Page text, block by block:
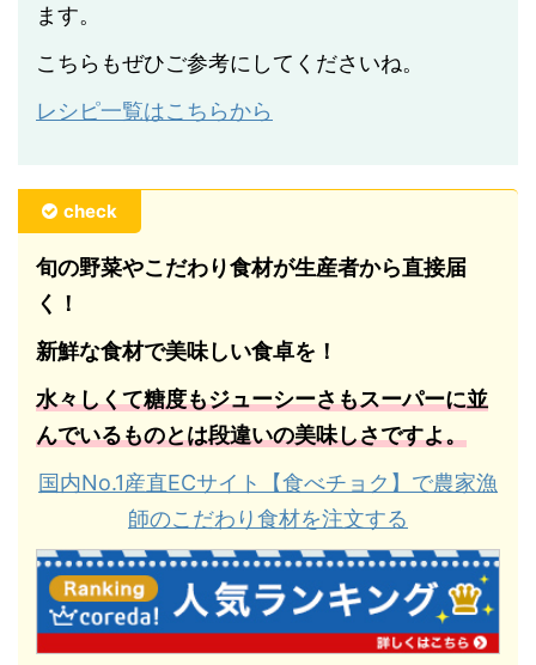
ます。
こちらもぜひご参考にしてくださいね。
レシピ一覧はこちらから
check
旬の野菜やこだわり食材が生産者から直接届
く！
新鮮な食材で美味しい食卓を！
水々しくて糖度もジューシーさもスーパーに並
んでいるものとは段違いの美味しさですよ。
国内No.1産直ECサイト【食べチョク】で農家漁
師のこだわり食材を注文する